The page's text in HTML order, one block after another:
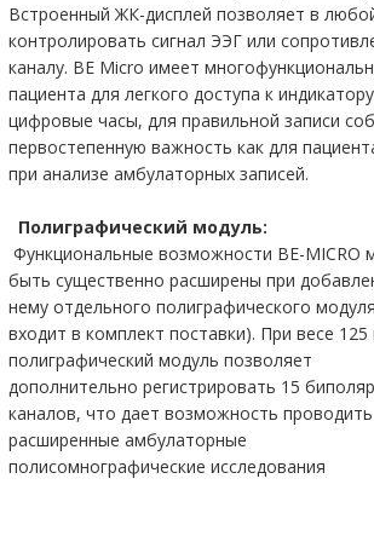
Встроенный ЖК-дисплей позволяет в
контролировать сигнал ЭЭГ или
каналу. BE Micro имеет
пациента для легкого доступа к
цифровые часы, для правильной записи
первостепенную важность как для
при анализе амбулаторных записей.
Полиграфический модуль:
Функциональные возможности BE-MICRO
быть существенно расширены при
нему отдельного полиграфического
входит в комплект поставки). При весе 125
полиграфический модуль позволяет
дополнительно регистрировать 15
каналов, что дает возможность проводить
расширенные амбулаторные
полисомнографические исследования